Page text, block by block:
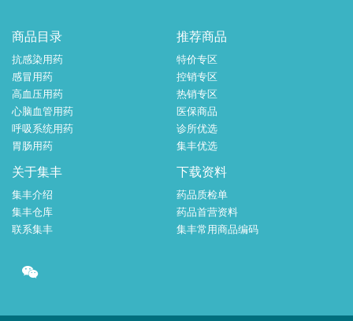
商品目录
抗感染用药
感冒用药
高血压用药
心脑血管用药
呼吸系统用药
胃肠用药
推荐商品
特价专区
控销专区
热销专区
医保商品
诊所优选
集丰优选
关于集丰
集丰介绍
集丰仓库
联系集丰
下载资料
药品质检单
药品首营资料
集丰常用商品编码
